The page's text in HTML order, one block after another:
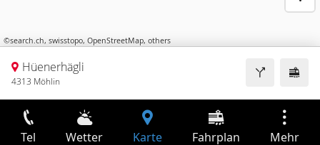
©search.ch, swisstopo, OpenStreetMap, others
Hüenerhägli
4313 Möhlin
Tel Wetter Karte Fahrplan Mehr